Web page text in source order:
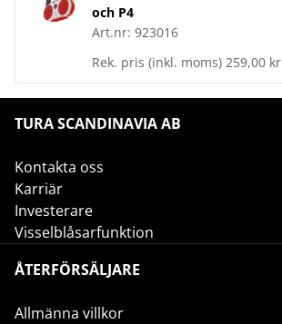
och P4
Art.nr: 923016
Rek. pris (inkl. moms) 259,00 kr
TURA SCANDINAVIA AB
Kontakta oss
Karriär
Investerare
Visselblåsarfunktion
ÅTERFÖRSÄLJARE
Allmänna villkor